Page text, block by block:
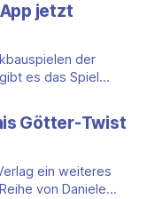
jetzt
der
es das Spiel
auf Deutsch
und
Götter-Twist
ein weiteres
von Daniele